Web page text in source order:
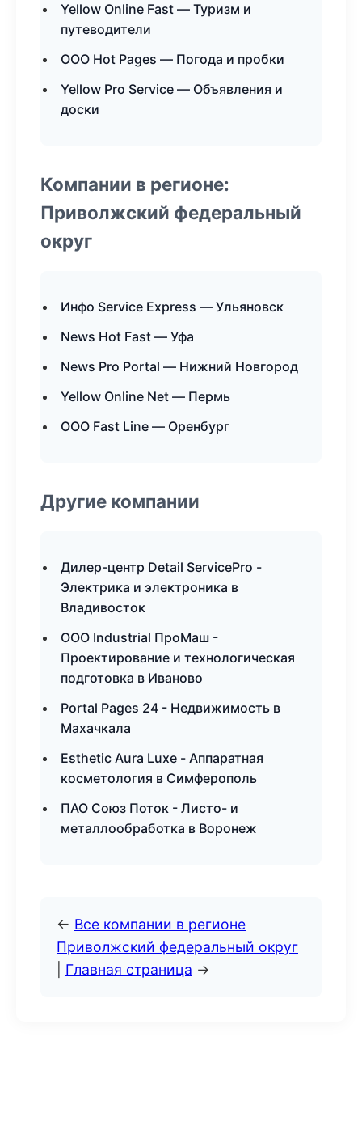
Yellow Online Fast — Туризм и
путеводители
ООО Hot Pages — Погода и пробки
Yellow Pro Service — Объявления и
доски
Компании в регионе:
Приволжский федеральный
округ
Инфо Service Express — Ульяновск
News Hot Fast — Уфа
News Pro Portal — Нижний Новгород
Yellow Online Net — Пермь
ООО Fast Line — Оренбург
Другие компании
Дилер-центр Detail ServicePro -
Электрика и электроника в
Владивосток
ООО Industrial ПроМаш -
Проектирование и технологическая
подготовка в Иваново
Portal Pages 24 - Недвижимость в
Махачкала
Esthetic Aura Luxe - Аппаратная
косметология в Симферополь
ПАО Союз Поток - Листо- и
металлообработка в Воронеж
← Все компании в регионе
Приволжский федеральный округ
Главная страница →